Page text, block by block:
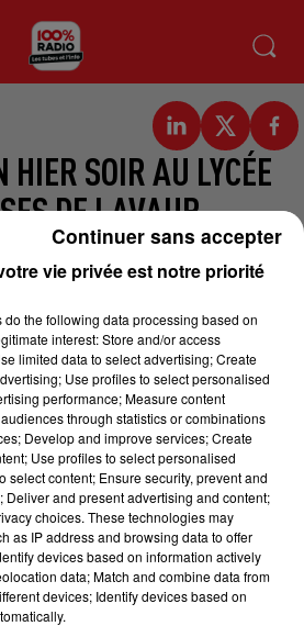
HIER SOIR AU LYCÉE
DE LAVAUR.
et 11 encadrants
de Lavaur qui
Les pompiers sont
au déclenchement
sécurité incendie
une
sur place, il
d'une rupture de
chaude de la
8h18
vie privée est notre priorité
do the following data processing based on
interest: Store and/or access
limited data to select advertising; Create
Use profiles to select personalised
performance; Measure content
through statistics or combinations
Develop and improve services; Create
Use profiles to select personalised
select content; Ensure security, prevent and
Deliver and present advertising and content;
choices. These technologies may
as IP address and browsing data to offer
devices based on information actively
data; Match and combine data from
devices; Identify devices based on
Continuer sans accepter